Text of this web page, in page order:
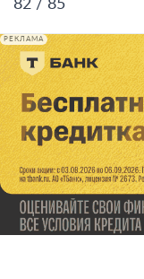
82 / 85
РЕКЛАМА